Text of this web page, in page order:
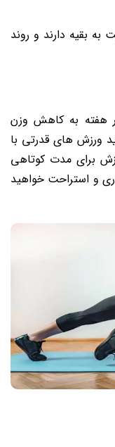
بقیه دارند و روند
هفته به کاهش وزن
ورزش های قدرتی با
برای مدت کوتاهی
و استراحت خواهید